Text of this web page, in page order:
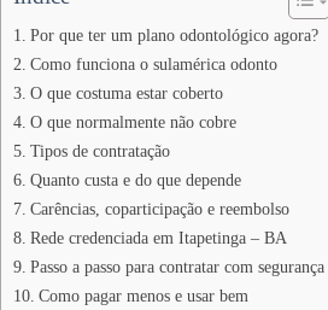
Por que ter um plano odontológico agora?
Como funciona o sulamérica odonto
O que costuma estar coberto
O que normalmente não cobre
Tipos de contratação
Quanto custa e do que depende
Carências, coparticipação e reembolso
Rede credenciada em Itapetinga – BA
Passo a passo para contratar com segurança
Como pagar menos e usar bem